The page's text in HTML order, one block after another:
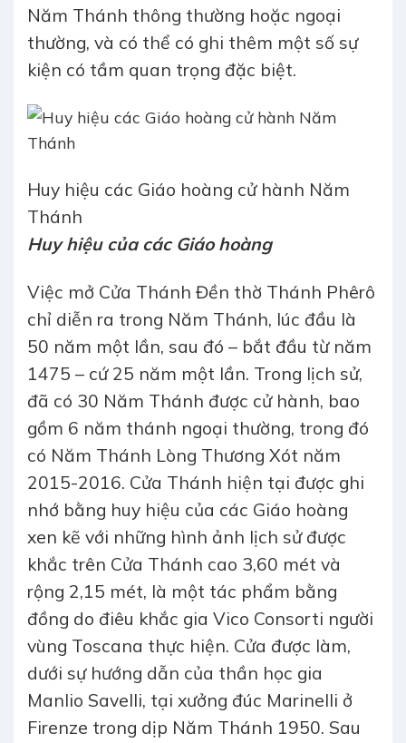
Năm Thánh thông thường hoặc ngoại
thường, và có thể có ghi thêm một số sự
kiện có tầm quan trọng đặc biệt.
Huy hiệu các Giáo hoàng cử hành Năm
Thánh
Huy hiệu của các Giáo hoàng
Việc mở Cửa Thánh Đền thờ Thánh Phêrô
chỉ diễn ra trong Năm Thánh, lúc đầu là
50 năm một lần, sau đó – bắt đầu từ năm
1475 – cứ 25 năm một lần. Trong lịch sử,
đã có 30 Năm Thánh được cử hành, bao
gồm 6 năm thánh ngoại thường, trong đó
có Năm Thánh Lòng Thương Xót năm
2015-2016. Cửa Thánh hiện tại được ghi
nhớ bằng huy hiệu của các Giáo hoàng
xen kẽ với những hình ảnh lịch sử được
khắc trên Cửa Thánh cao 3,60 mét và
rộng 2,15 mét, là một tác phẩm bằng
đồng do điêu khắc gia Vico Consorti người
vùng Toscana thực hiện. Cửa được làm,
dưới sự hướng dẫn của thần học gia
Manlio Savelli, tại xưởng đúc Marinelli ở
Firenze trong dịp Năm Thánh 1950. Sau